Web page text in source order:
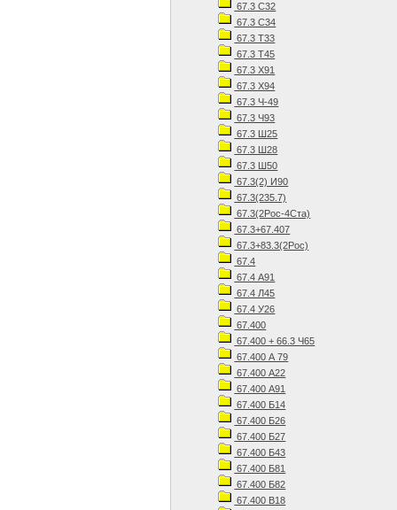
67.3 С32
67.3 С34
67.3 Т33
67.3 Т45
67.3 Х91
67.3 Х94
67.3 Ч-49
67.3 Ч93
67.3 Ш25
67.3 Ш28
67.3 Ш50
67.3(2) И90
67.3(235.7)
67.3(2Рос-4Ста)
67.3+67.407
67.3+83.3(2Рос)
67.4
67.4 А91
67.4 Л45
67.4 У26
67.400
67.400 + 66.3 Ч65
67.400 А 79
67.400 А22
67.400 А91
67.400 Б14
67.400 Б26
67.400 Б27
67.400 Б43
67.400 Б81
67.400 Б82
67.400 В18